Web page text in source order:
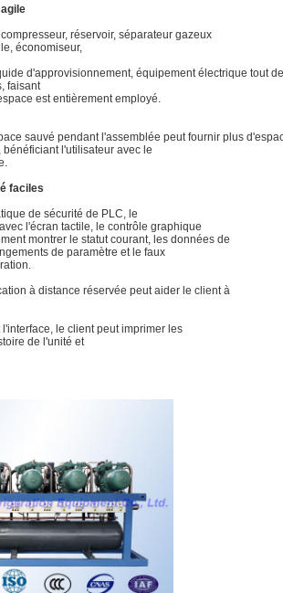
réservoir, séparateur gazeux
économiseur,
d'approvisionnement, équipement électrique tout de
faisant
est entièrement employé.
sauvé pendant l'assemblée peut fournir plus
l'utilisateur avec le
faciles
de sécurité de PLC, le
l'écran tactile, le contrôle graphique
montrer le statut courant, les données de
de paramètre et le faux
à distance réservée peut aider le client à
le client peut imprimer les
de l'unité et